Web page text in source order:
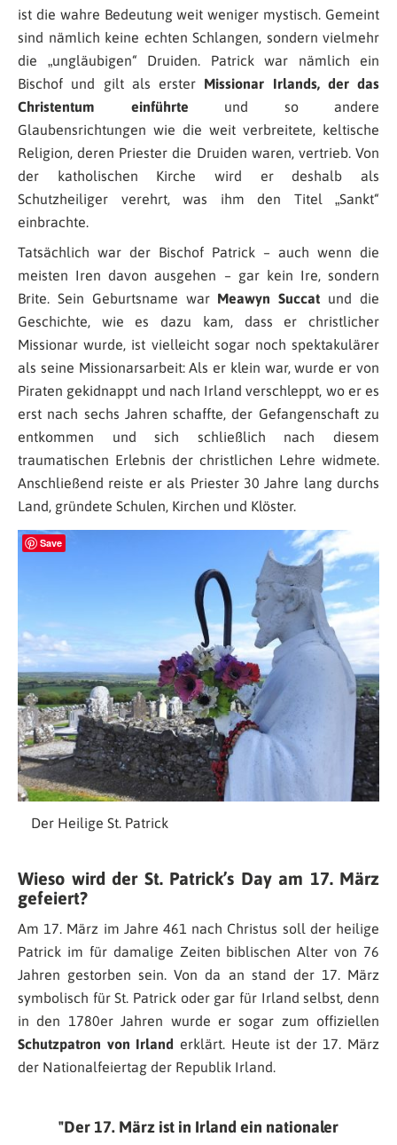
ist die wahre Bedeutung weit weniger mystisch. Gemeint
sind nämlich keine echten Schlangen, sondern vielmehr
die „ungläubigen“ Druiden. Patrick war nämlich ein
Bischof und gilt als erster Missionar Irlands, der das
Christentum einführte und so andere
Glaubensrichtungen wie die weit verbreitete, keltische
Religion, deren Priester die Druiden waren, vertrieb. Von
der katholischen Kirche wird er deshalb als
Schutzheiliger verehrt, was ihm den Titel „Sankt“
einbrachte.
Tatsächlich war der Bischof Patrick – auch wenn die
meisten Iren davon ausgehen – gar kein Ire, sondern
Brite. Sein Geburtsname war Meawyn Succat und die
Geschichte, wie es dazu kam, dass er christlicher
Missionar wurde, ist vielleicht sogar noch spektakulärer
als seine Missionarsarbeit: Als er klein war, wurde er von
Piraten gekidnappt und nach Irland verschleppt, wo er es
erst nach sechs Jahren schaffte, der Gefangenschaft zu
entkommen und sich schließlich nach diesem
traumatischen Erlebnis der christlichen Lehre widmete.
Anschließend reiste er als Priester 30 Jahre lang durchs
Land, gründete Schulen, Kirchen und Klöster.
Der Heilige St. Patrick
Save
Wieso wird der St. Patrick’s Day am 17. März
gefeiert?
Am 17. März im Jahre 461 nach Christus soll der heilige
Patrick im für damalige Zeiten biblischen Alter von 76
Jahren gestorben sein. Von da an stand der 17. März
symbolisch für St. Patrick oder gar für Irland selbst, denn
in den 1780er Jahren wurde er sogar zum offiziellen
Schutzpatron von Irland erklärt. Heute ist der 17. März
der Nationalfeiertag der Republik Irland.
Der 17. März ist in Irland ein nationaler